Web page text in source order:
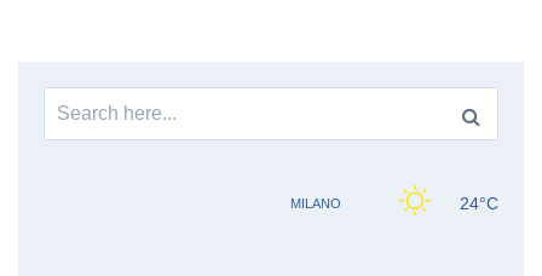
Search
for: